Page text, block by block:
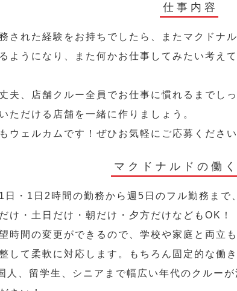
仕事内容
された経験をお持ちでしたら、またマクドナ
ようになり、また何かお仕事してみたい考え
夫、店舗クルー全員でお仕事に慣れるまでし
ただける店舗を一緒に作りましょう。
ウェルカムです！ぜひお気軽にご応募ください
マクドナルドの働
日・1日2時間の勤務から週5日のフル勤務ま
け・土日だけ・朝だけ・夕方だけなどもOK！
時間の変更ができるので、学校や家庭と両立
して柔軟に対応します。もちろん固定的な働き
人、留学生、シニアまで幅広い年代のクルー